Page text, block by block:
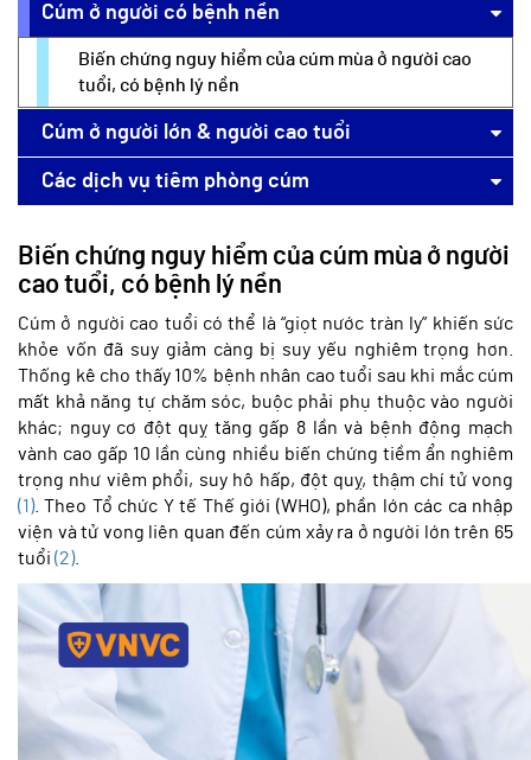
Cúm ở người có bệnh nền
Biến chứng nguy hiểm của cúm mùa ở người cao
tuổi, có bệnh lý nền
Cúm ở người lớn & người cao tuổi
Các dịch vụ tiêm phòng cúm
Biến chứng nguy hiểm của cúm mùa ở người
cao tuổi, có bệnh lý nền
Cúm ở người cao tuổi có thể là “giọt nước tràn ly” khiến sức
khỏe vốn đã suy giảm càng bị suy yếu nghiêm trọng hơn.
Thống kê cho thấy 10% bệnh nhân cao tuổi sau khi mắc cúm
mất khả năng tự chăm sóc, buộc phải phụ thuộc vào người
khác; nguy cơ đột quỵ tăng gấp 8 lần và bệnh động mạch
vành cao gấp 10 lần cùng nhiều biến chứng tiềm ẩn nghiêm
trọng như viêm phổi, suy hô hấp, đột quỵ, thậm chí tử vong
(1). Theo Tổ chức Y tế Thế giới (WHO), phần lớn các ca nhập
viện và tử vong liên quan đến cúm xảy ra ở người lớn trên 65
tuổi (2).